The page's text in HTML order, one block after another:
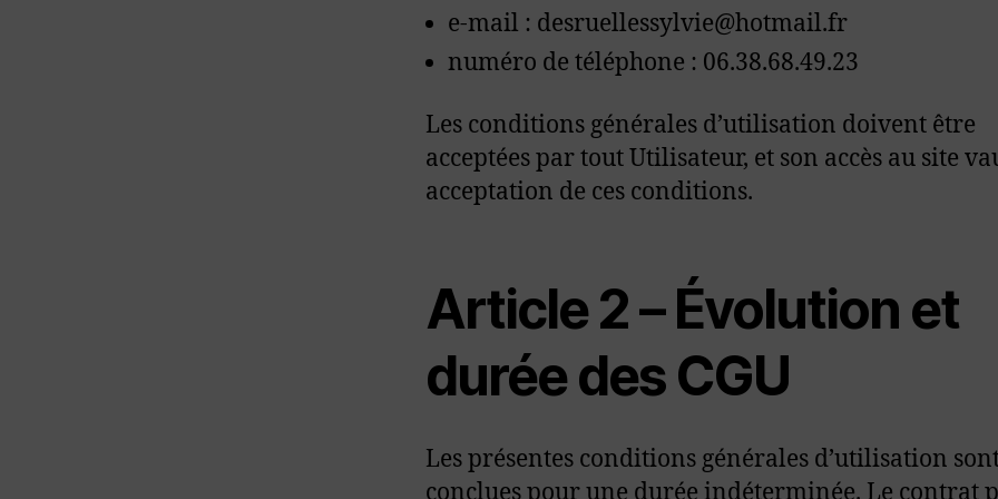
e-mail : desruellessylvie@hotmail.fr
numéro de téléphone : 06.38.68.49.23
Les conditions générales d’utilisation doivent être
acceptées par tout Utilisateur, et son accès au site
acceptation de ces conditions.
Article 2 – Évolution et
durée des CGU
Les présentes conditions générales d’utilisation